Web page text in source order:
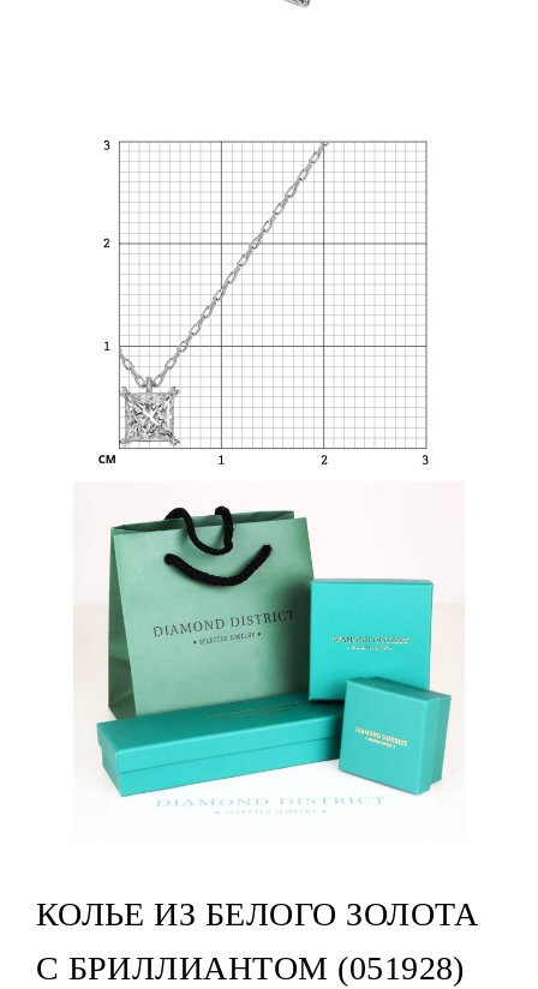
КОЛЬЕ ИЗ БЕЛОГО ЗОЛОТА
С БРИЛЛИАНТОМ (051928)